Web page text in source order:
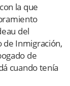
la que
del
Inmigración,
de
cuando tenía